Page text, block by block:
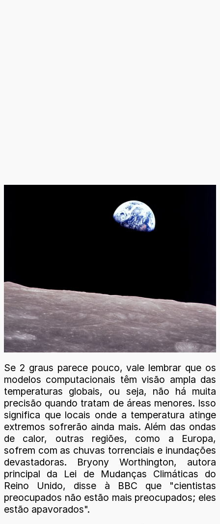
Se 2 graus parece pouco, vale lembrar que os
modelos computacionais têm visão ampla das
temperaturas globais, ou seja, não há muita
precisão quando tratam de áreas menores. Isso
significa que locais onde a temperatura atinge
extremos sofrerão ainda mais. Além das ondas
de calor, outras regiões, como a Europa,
sofrem com as chuvas torrenciais e inundações
devastadoras. Bryony Worthington, autora
principal da Lei de Mudanças Climáticas do
Reino Unido, disse à BBC que "cientistas
preocupados não estão mais preocupados; eles
estão apavorados".